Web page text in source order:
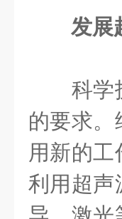
发展
科学技
的要求
用新的
利用超声